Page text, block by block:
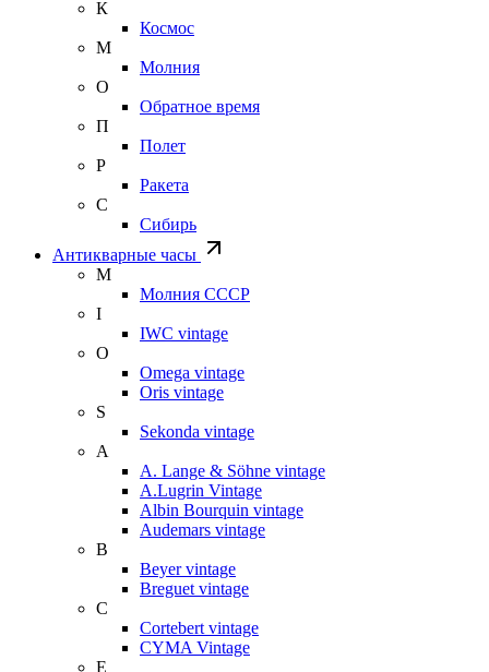
К
Космос
М
Молния
О
Обратное время
П
Полет
Р
Ракета
С
Сибирь
Антикварные часы
М
Молния СССР
I
IWC vintage
O
Omega vintage
Oris vintage
S
Sekonda vintage
A
A. Lange & Söhne vintage
A.Lugrin Vintage
Albin Bourquin vintage
Audemars vintage
B
Beyer vintage
Breguet vintage
C
Cortebert vintage
CYMA Vintage
E